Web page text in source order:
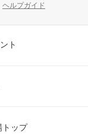
ヘルプガイド
ト
トップ